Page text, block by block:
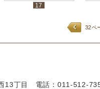
17
32ペ
13丁目 電話：011-512-